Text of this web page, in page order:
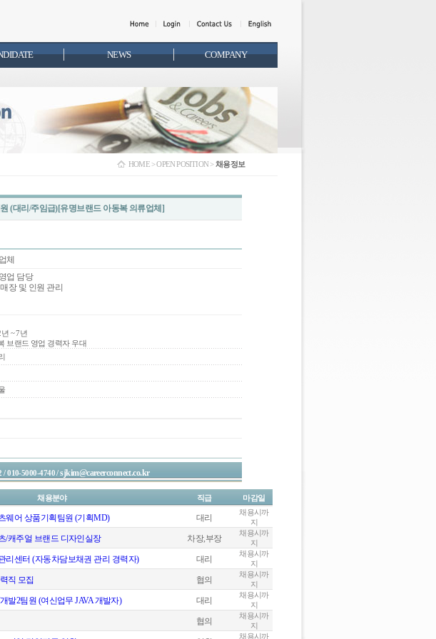
NEWS COMPANY
HOME > OPEN POSITION > 채용정보
(대리/주임급)[유명브랜드 아동복 의류업체]
체
업 담당
장 및 인원 관리
~ 7년
브랜드 영업 경력자 우대
/ 010-5000-4740 /sjkim@careerconnect.co.kr
채용분야 직급 마감일
웨어 상품기획팀원 (기획MD) 대리
채용시까
지
/캐주얼 브랜드 디자인실장 차장,부장
채용시까
지
리센터 (자동차담보채권 관리 경력자) 대리
채용시까
지
직 모집 협의
채용시까
지
발2팀원 (여신업무 JAVA 개발자) 대리
채용시까
지
협의
채용시까
지
채용시까